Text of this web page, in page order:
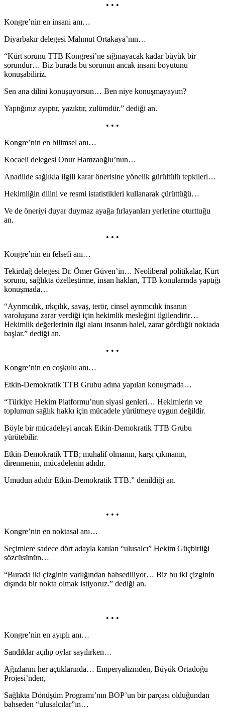
• • •
Kongre’nin en insani anı…
Diyarbakır delegesi Mahmut Ortakaya’nın…
“Kürt sorunu TTB Kongresi’ne sığmayacak kadar büyük bir
sorundur… Biz burada bu sorunun ancak insani boyutunu
konuşabiliriz.
Sen ana dilini konuşuyorsun… Ben niye konuşmayayım?
Yaptığınız ayıptır, yazıktır, zulümdür.” dediği an.
• • •
Kongre’nin en bilimsel anı…
Kocaeli delegesi Onur Hamzaoğlu’nun…
Anadilde sağlıkla ilgili karar önerisine yönelik gürültülü tepkileri…
Hekimliğin dilini ve resmi istatistikleri kullanarak çürüttüğü…
Ve de öneriyi duyar duymaz ayağa fırlayanları yerlerine oturttuğu
an.
• • •
Kongre’nin en felsefi anı…
Tekirdağ delegesi Dr. Ömer Güven’in… Neoliberal politikalar, Kürt
sorunu, sağlıkta özelleştirme, insan hakları, TTB konularında yaptığı
konuşmada…
“Ayrımcılık, ırkçılık, savaş, terör, cinsel ayrımcılık insanın
varoluşuna zarar verdiği için hekimlik mesleğini ilgilendirir…
Hekimlik değerlerinin ilgi alanı insanın halel, zarar gördüğü noktada
başlar.” dediği an.
• • •
Kongre’nin en coşkulu anı…
Etkin-Demokratik TTB Grubu adına yapılan konuşmada…
“Türkiye Hekim Platformu’nun siyasi genleri… Hekimlerin ve
toplumun sağlık hakkı için mücadele yürütmeye uygun değildir.
Böyle bir mücadeleyi ancak Etkin-Demokratik TTB Grubu
yürütebilir.
Etkin-Demokratik TTB; muhalif olmanın, karşı çıkmanın,
direnmenin, mücadelenin adıdır.
Umudun adıdır Etkin-Demokratik TTB.” denildiği an.
• • •
Kongre’nin en noktasal anı…
Seçimlere sadece dört adayla katılan “ulusalcı” Hekim Güçbirliği
sözcüsünün…
“Burada iki çizginin varlığından bahsediliyor… Biz bu iki çizginin
dışında bir nokta olmak istiyoruz.” dediği an.
• • •
Kongre’nin en ayıplı anı…
Sandıklar açılıp oylar sayılırken…
Ağızlarını her açtıklarında… Emperyalizmden, Büyük Ortadoğu
Projesi’nden,
Sağlıkta Dönüşüm Programı’nın BOP’un bir parçası olduğundan
bahseden “ulusalcılar”ın…